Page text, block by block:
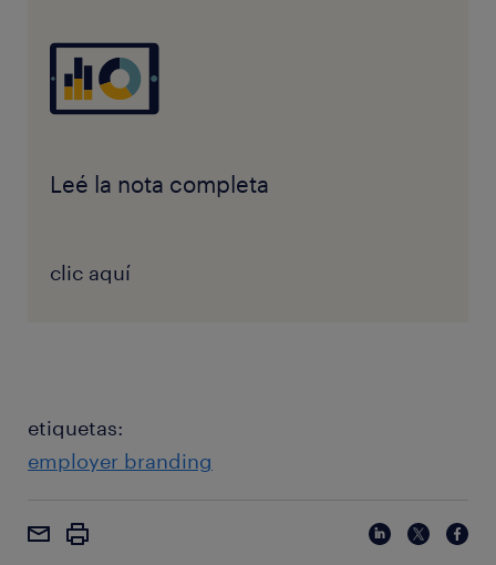
Leé la nota completa
clic aquí
etiquetas:
employer branding